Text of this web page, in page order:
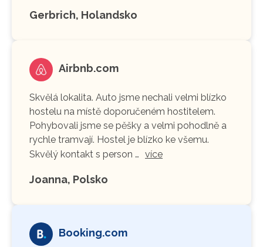
Gerbrich, Holandsko
Airbnb.com
Skvělá lokalita. Auto jsme nechali velmi blízko
hostelu na místě doporučeném hostitelem.
Pohybovali jsme se pěšky a velmi pohodlně a
rychle tramvají. Hostel je blízko ke všemu.
Skvělý kontakt s person … více
Joanna, Polsko
Booking.com